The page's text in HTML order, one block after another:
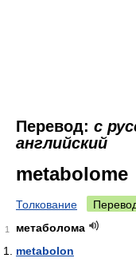
Перевод: с
английский
metabolome
Толкование
1
метаболома
metabolon